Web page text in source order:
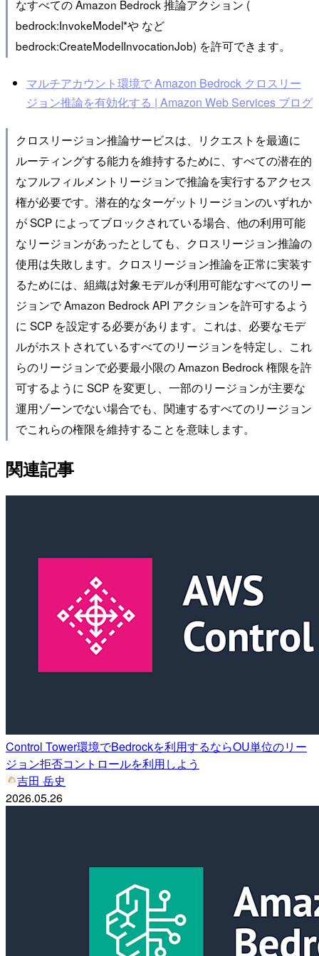
なすべての Amazon Bedrock 推論アクション (
bedrock:InvokeModel*や など
bedrock:CreateModelInvocationJob) を許可できます。
マルチアカウント環境で Amazon Bedrock クロスリー
ジョン推論を有効化する | Amazon Web Services ブログ
クロスリージョン推論サービスは、リクエストを最適に
ルーティングする能力を維持するために、すべての潜在的
なフルフィルメントリージョンで推論を実行するアクセス
権が必要です。潜在的なターゲットリージョンのいずれか
が SCP によってブロックされている場合、他の利用可能
なリージョンがあったとしても、クロスリージョン推論の
使用は失敗します。クロスリージョン推論を正常に実装す
るためには、組織は対象モデルが利用可能なすべてのリー
ジョンで Amazon Bedrock API アクションを許可するよう
に SCP を設定する必要があります。これは、必要なモデ
ルがホストされているすべてのリージョンを特定し、これ
らのリージョンで必要最小限の Amazon Bedrock 権限を許
可するように SCP を変更し、一部のリージョンが主要な
運用ゾーンでない場合でも、関連するすべてのリージョン
でこれらの権限を維持することを意味します。
関連記事
Control Tower環境でBedrockを利用するならOU単位のリー
ジョン拒否コントロールを利用しよう
吉田 岳史
2026.05.26